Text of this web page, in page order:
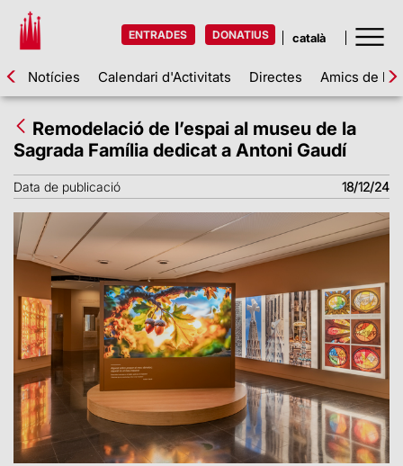
ENTRADES DONATIUS
Notícies Calendari d'Activitats Directes Amics de la
Remodelació de l’espai al museu de la
Sagrada Família dedicat a Antoni Gaudí
Data de publicació 18/12/24